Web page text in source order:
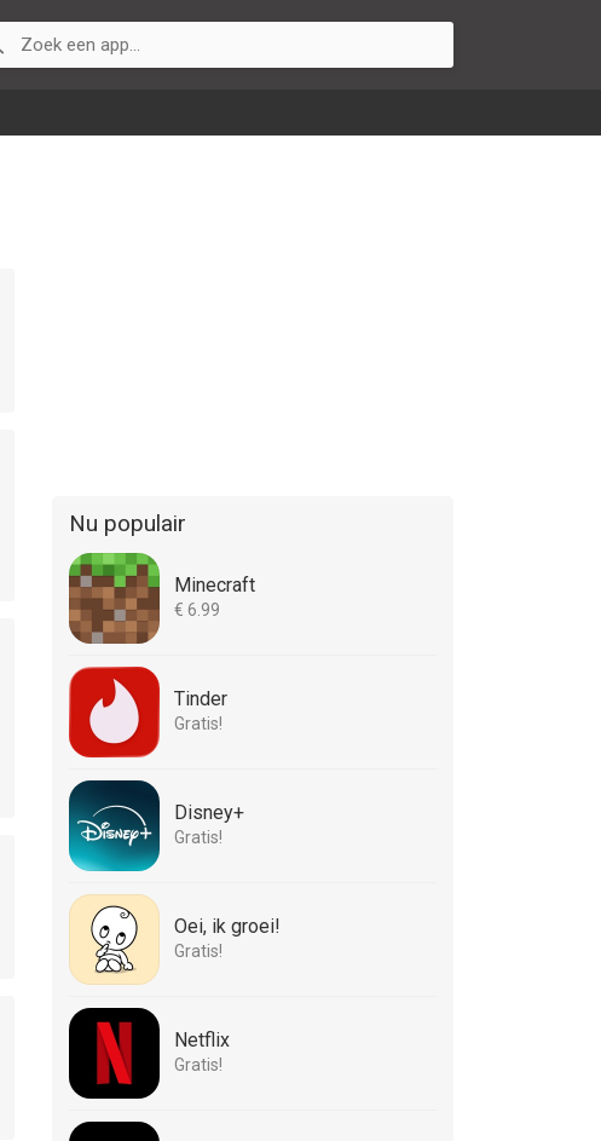
Nu populair
Minecraft
€ 6.99
Tinder
Gratis!
Disney+
Gratis!
Oei, ik groei!
Gratis!
Netflix
Gratis!